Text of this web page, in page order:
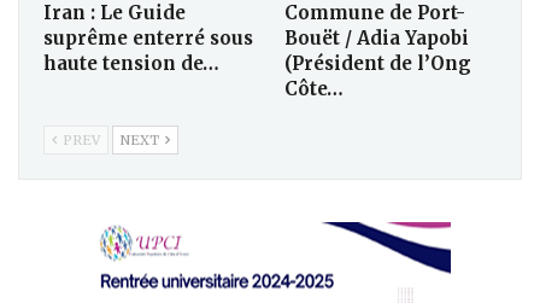
Iran : Le Guide
suprême enterré sous
haute tension de…
Commune de Port-
Bouët / Adia Yapobi
(Président de l’Ong
Côte…
PREV NEXT